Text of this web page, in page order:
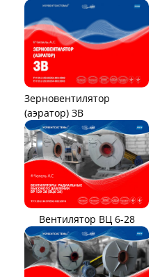
Зерновентилятор
(аэратор) ЗВ
Вентилятор ВЦ 6-28